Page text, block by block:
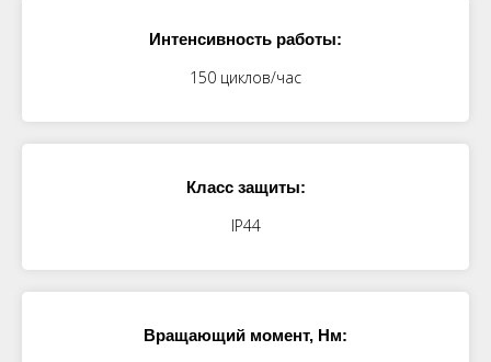
Интенсивность работы:
150 циклов/час
Класс защиты:
IP44
Вращающий момент, Нм: